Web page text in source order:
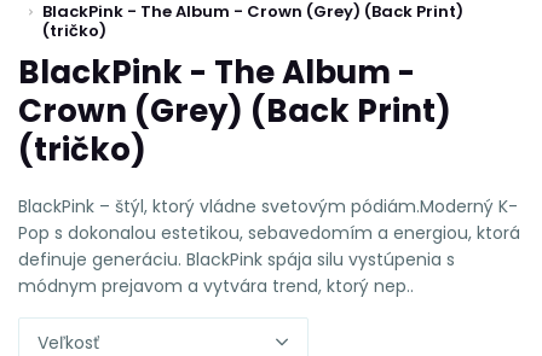
BlackPink - The Album - Crown (Grey) (Back Print)
(tričko)
BlackPink - The Album -
Crown (Grey) (Back Print)
(tričko)
BlackPink – štýl, ktorý vládne svetovým pódiám.Moderný K-
Pop s dokonalou estetikou, sebavedomím a energiou, ktorá
definuje generáciu. BlackPink spája silu vystúpenia s
módnym prejavom a vytvára trend, ktorý nep..
Veľkosť